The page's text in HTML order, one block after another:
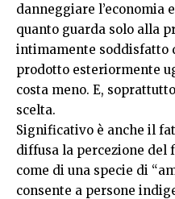
danneggiare l’economia
quanto guarda solo alla
intimamente soddisfatto
prodotto esteriormente
costa meno. E,
scelta.
Significativo è anche il
diffusa la percezione del
come di una specie di
consente a persone